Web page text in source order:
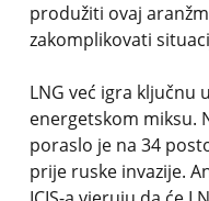
produžiti ovaj
zakomplikovati
LNG već igra ključnu
energetskom miksu.
poraslo je na 34
prije ruske invazije.